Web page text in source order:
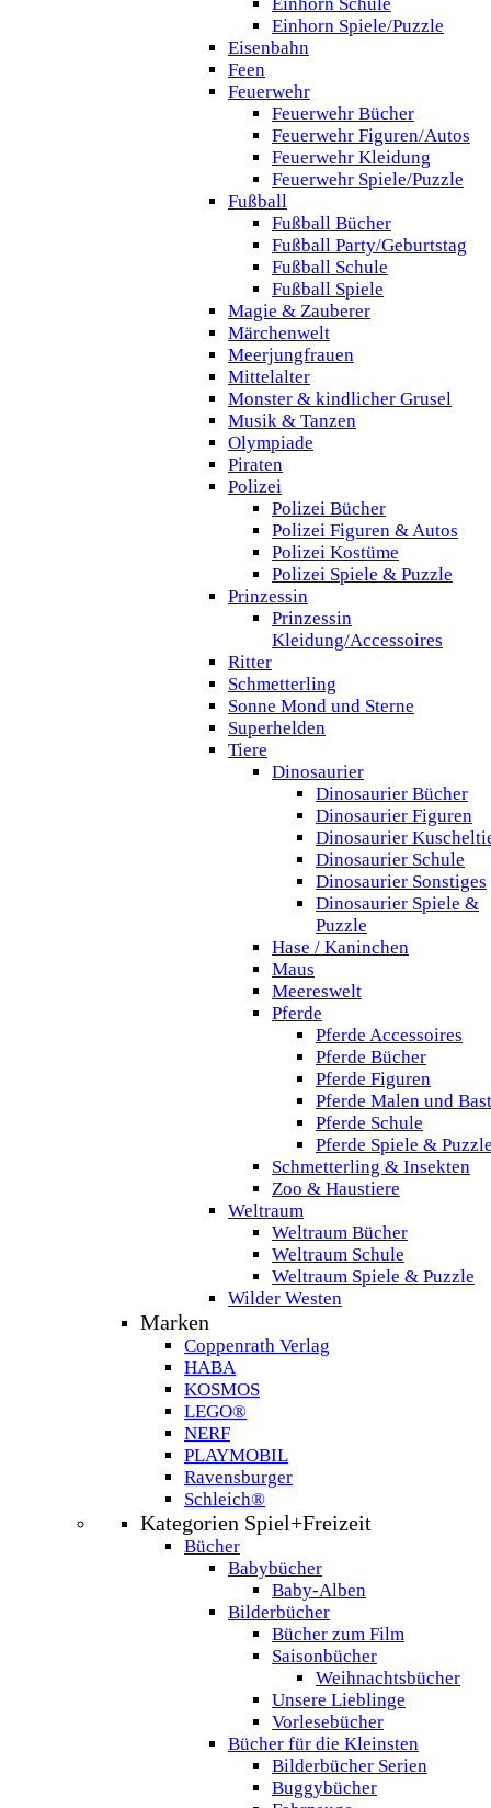
Einhorn Spiele/Puzzle
Eisenbahn
Feen
Feuerwehr
Feuerwehr Bücher
Feuerwehr Figuren/Autos
Feuerwehr Kleidung
Feuerwehr Spiele/Puzzle
Fußball
Fußball Bücher
Fußball Party/Geburtstag
Fußball Schule
Fußball Spiele
Magie & Zauberer
Märchenwelt
Meerjungfrauen
Mittelalter
Monster & kindlicher Grusel
Musik & Tanzen
Olympiade
Piraten
Polizei
Polizei Bücher
Polizei Figuren & Autos
Polizei Kostüme
Polizei Spiele & Puzzle
Prinzessin
Prinzessin
Kleidung/Accessoires
Ritter
Schmetterling
Sonne Mond und Sterne
Superhelden
Tiere
Dinosaurier
Dinosaurier Bücher
Dinosaurier Figuren
Dinosaurier
Dinosaurier Schule
Dinosaurier Sonstiges
Dinosaurier Spiele &
Puzzle
Hase / Kaninchen
Maus
Meereswelt
Pferde
Pferde Accessoires
Pferde Bücher
Pferde Figuren
Pferde Malen und
Pferde Schule
Pferde Spiele &
Schmetterling & Insekten
Zoo & Haustiere
Weltraum
Weltraum Bücher
Weltraum Schule
Weltraum Spiele & Puzzle
Wilder Westen
Marken
Coppenrath Verlag
HABA
KOSMOS
LEGO®
NERF
PLAYMOBIL
Ravensburger
Schleich®
Kategorien Spiel+Freizeit
Bücher
Babybücher
Baby-Alben
Bilderbücher
Bücher zum Film
Saisonbücher
Weihnachtsbücher
Unsere Lieblinge
Vorlesebücher
Bücher für die Kleinsten
Bilderbücher Serien
Buggybücher